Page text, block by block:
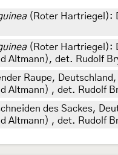
(Roter Hartriegel):
(Roter Hartriegel):
Altmann), det. Rudolf
Raupe,
Altmann) , det. Rudolf
des Sackes,
Altmann) , det. Rudolf